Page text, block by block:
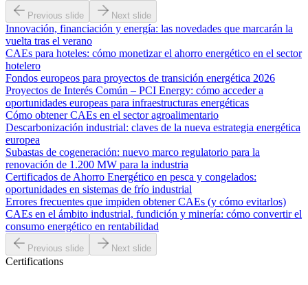
Previous slide Next slide
Innovación, financiación y energía: las novedades que marcarán la
vuelta tras el verano
CAEs para hoteles: cómo monetizar el ahorro energético en el sector
hotelero
Fondos europeos para proyectos de transición energética 2026
Proyectos de Interés Común – PCI Energy: cómo acceder a
oportunidades europeas para infraestructuras energéticas
Cómo obtener CAEs en el sector agroalimentario
Descarbonización industrial: claves de la nueva estrategia energética
europea
Subastas de cogeneración: nuevo marco regulatorio para la
renovación de 1.200 MW para la industria
Certificados de Ahorro Energético en pesca y congelados:
oportunidades en sistemas de frío industrial
Errores frecuentes que impiden obtener CAEs (y cómo evitarlos)
CAEs en el ámbito industrial, fundición y minería: cómo convertir el
consumo energético en rentabilidad
Previous slide Next slide
Certifications